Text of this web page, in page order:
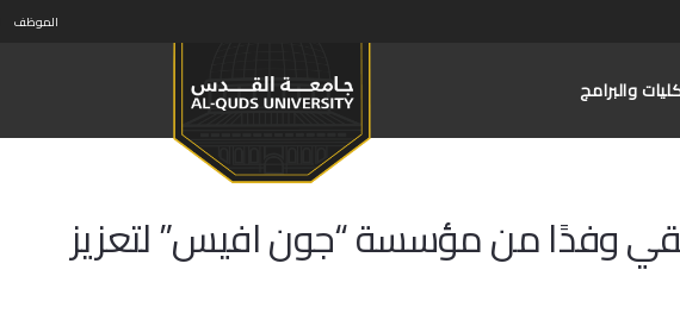
الموظف
والبرامج
وفدًا من مؤسسة “جون افيس” لتعزيز